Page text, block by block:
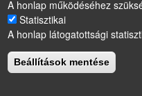
A honlap működéséhez
Statisztikai
A honlap látogatottsági
Beállítások mentése